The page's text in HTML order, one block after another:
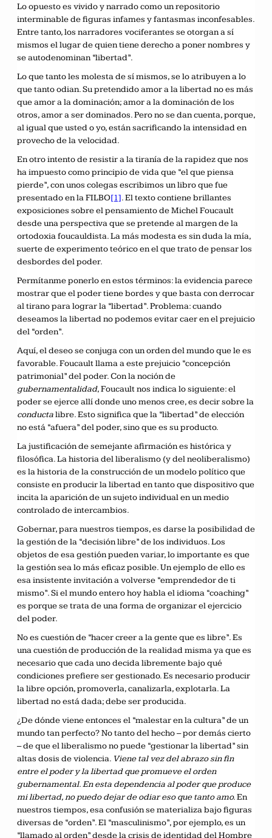
Lo opuesto es vivido y narrado como un repositorio
interminable de figuras infames y fantasmas inconfesables.
Entre tanto, los narradores vociferantes se otorgan a sí
mismos el lugar de quien tiene derecho a poner nombres y
se autodenominan “libertad”.
Lo que tanto les molesta de sí mismos, se lo atribuyen a lo
que tanto odian. Su pretendido amor a la libertad no es más
que amor a la dominación; amor a la dominación de los
otros, amor a ser dominados. Pero no se dan cuenta, porque,
al igual que usted o yo, están sacrificando la intensidad en
provecho de la velocidad.
En otro intento de resistir a la tiranía de la rapidez que nos
ha impuesto como principio de vida que “el que piensa
pierde”, con unos colegas escribimos un libro que fue
presentado en la FILBO[1]. El texto contiene brillantes
exposiciones sobre el pensamiento de Michel Foucault
desde una perspectiva que se pretende al margen de la
ortodoxia foucauldista. La más modesta es sin duda la mía,
suerte de experimento teórico en el que trato de pensar los
desbordes del poder.
Permítanme ponerlo en estos términos: la evidencia parece
mostrar que el poder tiene bordes y que basta con derrocar
al tirano para lograr la “libertad”. Problema: cuando
deseamos la libertad no podemos evitar caer en el prejuicio
del “orden”.
Aquí, el deseo se conjuga con un orden del mundo que le es
favorable. Foucault llama a este prejuicio “concepción
patrimonial” del poder. Con la noción de
gubernamentalidad, Foucault nos indica lo siguiente: el
poder se ejerce allí donde uno menos cree, es decir sobre la
conductalibre. Esto significa que la “libertad” de elección
no está “afuera” del poder, sino que es su producto.
La justificación de semejante afirmación es histórica y
filosófica. La historia del liberalismo (y del neoliberalismo)
es la historia de la construcción de un modelo político que
consiste en producir la libertad en tanto que dispositivo que
incita la aparición de un sujeto individual en un medio
controlado de intercambios.
Gobernar, para nuestros tiempos, es darse la posibilidad de
la gestión de la “decisión libre” de los individuos. Los
objetos de esa gestión pueden variar, lo importante es que
la gestión sea lo más eficaz posible. Un ejemplo de ello es
esa insistente invitación a volverse “emprendedor de ti
mismo”. Si el mundo entero hoy habla el idioma “coaching”
es porque se trata de una forma de organizar el ejercicio
del poder.
No es cuestión de “hacer creer a la gente que es libre”. Es
una cuestión de producción de la realidad misma ya que es
necesario que cada uno decida libremente bajo qué
condiciones prefiere ser gestionado. Es necesario producir
la libre opción, promoverla, canalizarla, explotarla. La
libertad no está dada; debe ser producida.
¿De dónde viene entonces el “malestar en la cultura” de un
mundo tan perfecto? No tanto del hecho – por demás cierto
– de que el liberalismo no puede “gestionar la libertad” sin
altas dosis de violencia. Viene tal vez del abrazo sin fin
entre el poder y la libertad que promueve el orden
gubernamental. En esta dependencia al poder que produce
mi libertad, no puedo dejar de odiar eso que tanto amo.En
nuestros tiempos, esa confusión se materializa bajo figuras
diversas de “orden”. El “masculinismo”, por ejemplo, es un
“llamado al orden” desde la crisis de identidad del Hombre